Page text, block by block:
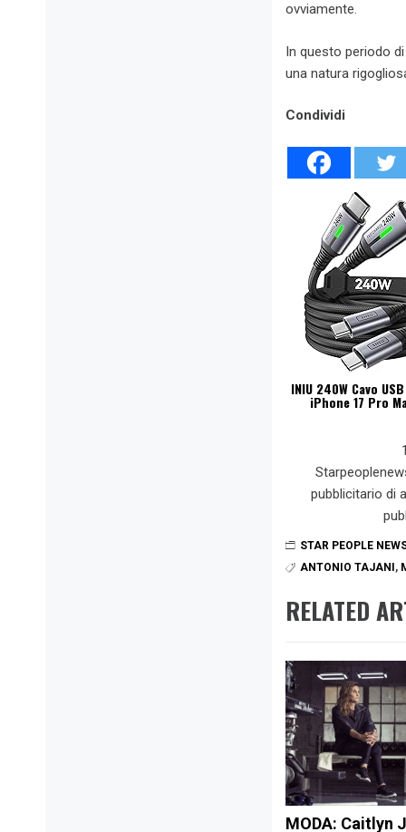
ovviamente.
In questo periodo
una natura
Condividi
INIU 240W Cavo
iPhone 17 Pro
pubblicitario di
STAR PEOPLE
ANTONIO TAJANI,
RELATED
MODA: Caitlyn